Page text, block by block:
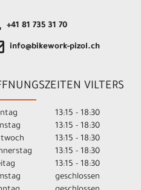
+41 81 735 31 70
info@bikework-pizol.ch
VILTERS
13:15 - 18:30
13:15 - 18:30
13:15 - 18:30
13:15 - 18:30
13:15 - 18:30
geschlossen